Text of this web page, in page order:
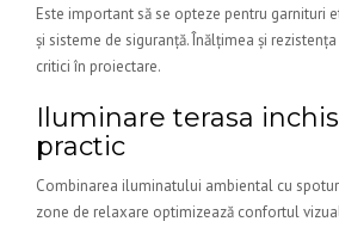
Este important să se opteze pentru garnituri
și sisteme de siguranță. Înălțimea și
critici în proiectare.
Iluminare terasa
practic
Combinarea iluminatului ambiental cu
zone de relaxare optimizează confortul